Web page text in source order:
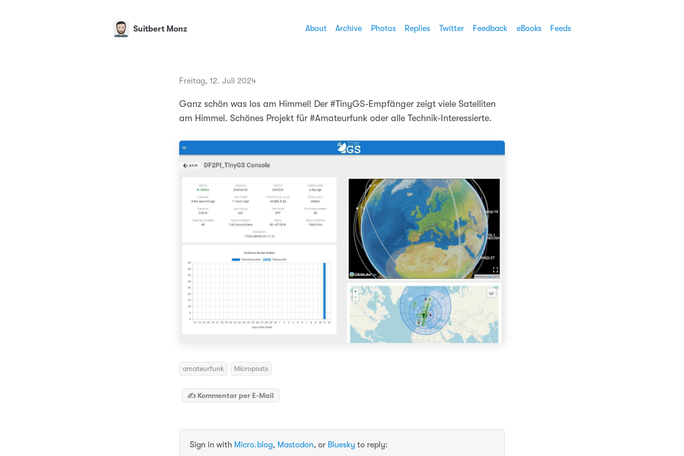
Suitbert Monz About Archive Photos Replies Twitter Feedback eBooks Feeds
Freitag, 12. Juli 2024
Ganz schön was los am Himmel! Der #TinyGS-Empfänger zeigt viele Satelliten
am Himmel. Schönes Projekt für #Amateurfunk oder alle Technik-Interessierte.
amateurfunk Microposts
✍️ Kommentar per E-Mail
Sign in with Micro.blog, Mastodon, or Bluesky to reply: